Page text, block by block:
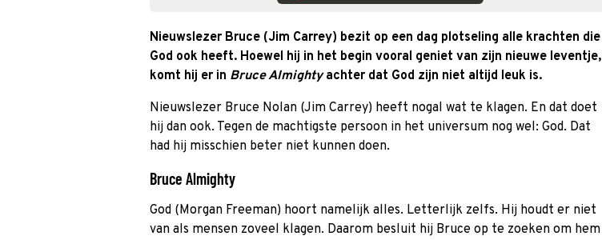
Nieuwslezer Bruce (Jim Carrey) bezit op een dag plotseling alle krachten die
God ook heeft. Hoewel hij in het begin vooral geniet van zijn nieuwe leventje,
komt hij er in Bruce Almightyachter dat God zijn niet altijd leuk is.
Nieuwslezer Bruce Nolan (Jim Carrey) heeft nogal wat te klagen. En dat doet
hij dan ook. Tegen de machtigste persoon in het universum nog wel: God. Dat
had hij misschien beter niet kunnen doen.
Bruce Almighty
God (Morgan Freeman) hoort namelijk alles. Letterlijk zelfs. Hij houdt er niet
van als mensen zoveel klagen. Daarom besluit hij Bruce op te zoeken om hem